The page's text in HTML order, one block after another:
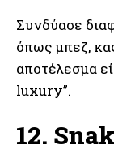
Συνδύασε
όπως μπεζ,
αποτέλεσμα
luxury”.
12.